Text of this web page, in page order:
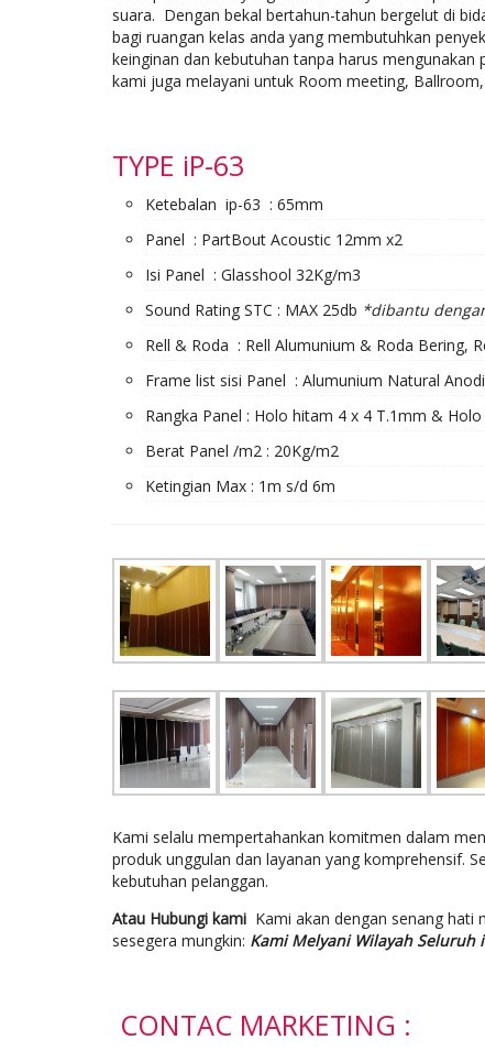
suara. Dengan bekal bertahun-tahun bergelut di
bagi ruangan kelas anda yang membutuhkan
keinginan dan kebutuhan tanpa harus
kami juga melayani untuk Room meeting,
TYPE iP-63
Ketebalan ip-63 : 65mm
Panel : PartBout Acoustic 12mm x2
Isi Panel : Glasshool 32Kg/m3
Sound Rating STC : MAX 25db *dibantu
Rell & Roda : Rell Alumunium & Roda Bering,
Frame list sisi Panel : Alumunium Natural
Rangka Panel : Holo hitam 4 x 4 T.1mm &
Berat Panel /m2 : 20Kg/m2
Ketingian Max : 1m s/d 6m
Kami selalu mempertahankan komitmen dalam
produk unggulan dan layanan yang komprehensif.
kebutuhan pelanggan.
Atau Hubungi kami Kami akan dengan senang hati
sesegera mungkin: Kami Melyani Wilayah Seluruh
CONTAC MARKETING :